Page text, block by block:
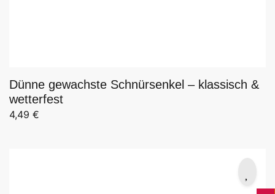
Dünne gewachste Schnürsenkel – klassisch &
wetterfest
4,49 €